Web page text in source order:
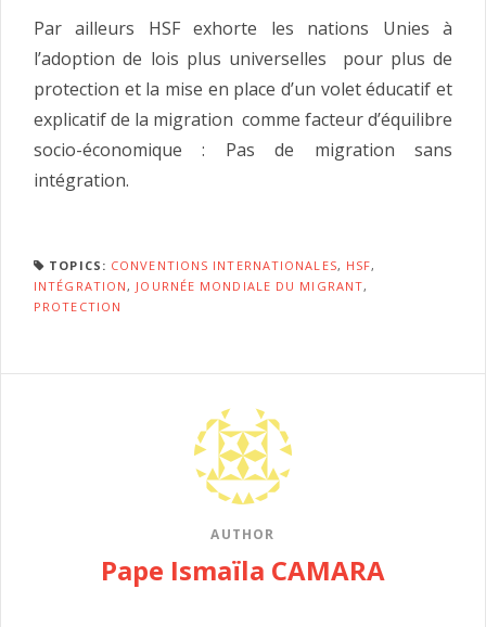
Par ailleurs HSF exhorte les nations Unies à
l’adoption de lois plus universelles pour plus de
protection et la mise en place d’un volet éducatif et
explicatif de la migration comme facteur d’équilibre
socio-économique : Pas de migration sans
intégration.
TOPICS: CONVENTIONS INTERNATIONALES, HSF,
INTÉGRATION, JOURNÉE MONDIALE DU MIGRANT,
PROTECTION
AUTHOR
Pape Ismaïla CAMARA